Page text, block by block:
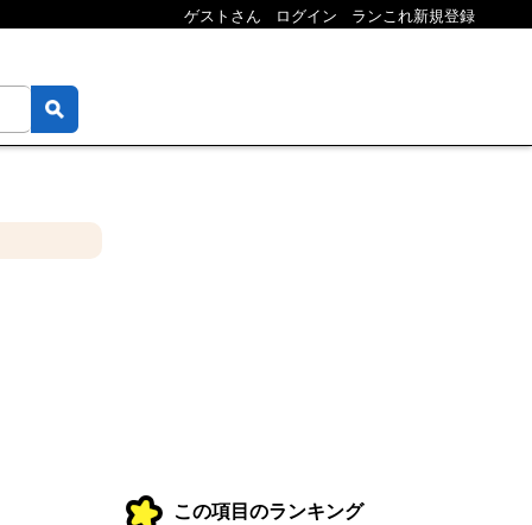
ゲストさん ログイン ランこれ新規登録
この項目のランキング